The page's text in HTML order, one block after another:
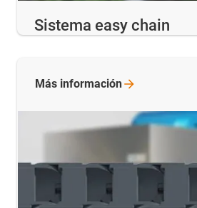
Sistema easy chain
Más información